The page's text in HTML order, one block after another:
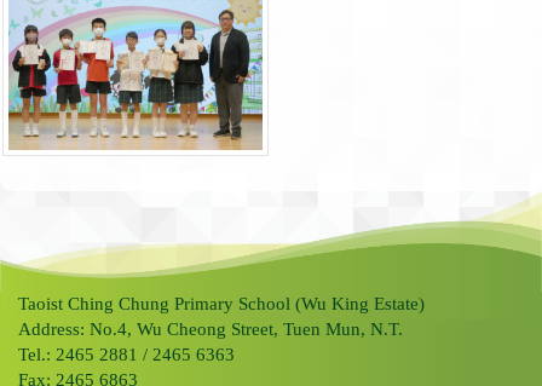
Taoist Ching Chung Primary School (Wu King Estate)
Address: No.4, Wu Cheong Street, Tuen Mun, N.T.
Tel.: 2465 2881 / 2465 6363
Fax: 2465 6863